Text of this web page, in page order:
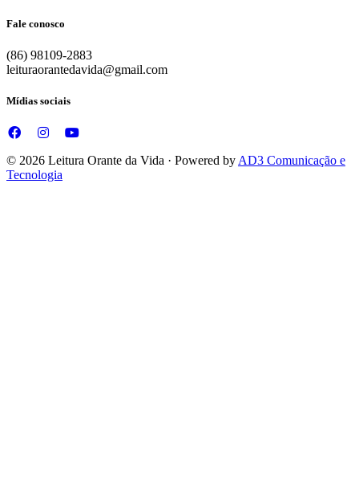
Fale conosco
(86) 98109-2883
leituraorantedavida@gmail.com
Mídias sociais
© 2026 Leitura Orante da Vida · Powered by AD3 Comunicação e
Tecnologia